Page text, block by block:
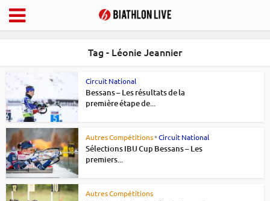
Tag - Léonie Jeannier
Circuit National
Bessans – Les résultats de la
première étape de...
Autres Compétitions•Circuit National
Sélections IBU Cup Bessans – Les
premiers...
Autres Compétitions